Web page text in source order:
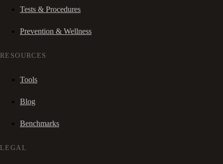
Tests & Procedures
Prevention & Wellness
RESOURCES
Tools
Blog
Benchmarks
LEGAL